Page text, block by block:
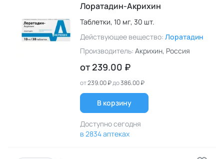
Лоратадин-Акрихин
Таблетки, 10 мг, 30 шт.
Действующее вещество: Лоратадин
Производитель: Акрихин, Россия
от 239.00 ₽
от239.00 ₽до386.00 ₽
В корзину
Доступно сегодня
в 2834 аптеках